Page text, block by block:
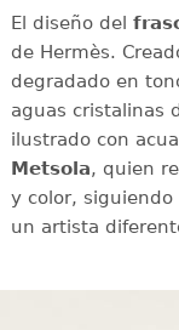
El diseño del
de Hermès.
degradado en
aguas cristalinas
ilustrado con
Metsola, quien
y color,
un artista